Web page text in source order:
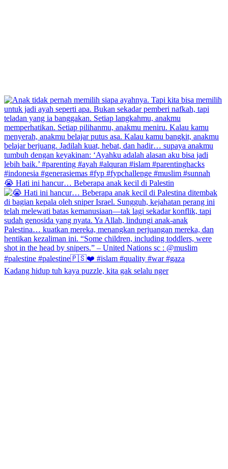
😭 Hati ini hancur… Beberapa anak kecil di Palestin
Kadang hidup tuh kaya puzzle, kita gak selalu nger